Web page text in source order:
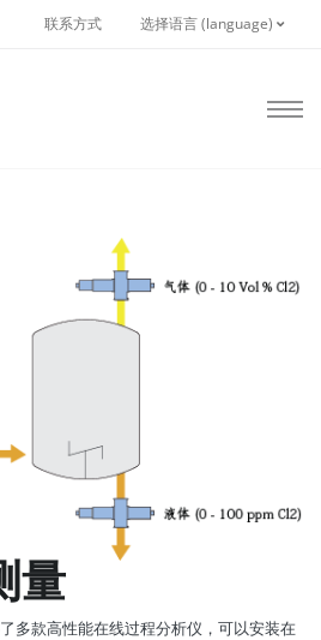
联系方式 选择语言 (language)
量
多款高性能在线过程分析仪，可以安装在